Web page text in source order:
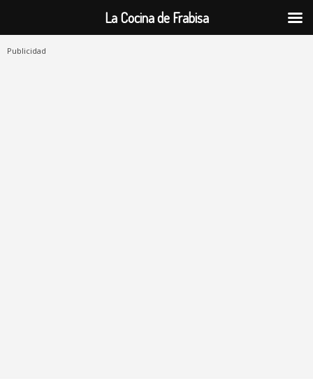
Publicidad
La Cocina de Frabisa